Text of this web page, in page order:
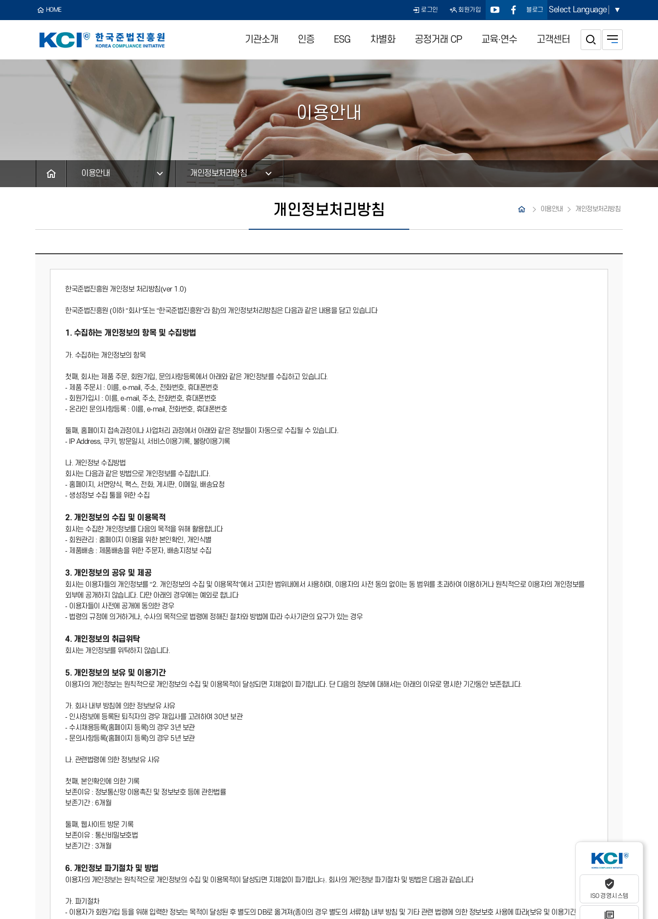
HOME 로그인 회원가입 블로그 Select Language ▼
기관소개 인증 ESG 차별화 공정거래 CP 교육·연수 고객센터
ISO 경영시스템
이용안내
이용안내 개인정보처리방침
개인정보처리방침 이용안내 개인정보처리방침
한국준법진흥원 개인정보 처리방침(ver 1.0)
한국준법진흥원 (이하 “회사”또는 “한국준법진흥원”라 함)의 개인정보처리방침은 다음과 같은 내용을 담고 있습니다
1. 수집하는 개인정보의 항목 및 수집방법
가. 수집하는 개인정보의 항목
첫째, 회사는 제품 주문, 회원가입, 문의사항등록에서 아래와 같은 개인정보를 수집하고 있습니다.
- 제품 주문시 : 이름, e-mail, 주소, 전화번호, 휴대폰번호
- 회원가입시 : 이름, e-mail, 주소, 전화번호, 휴대폰번호
- 온라인 문의사항등록 : 이름, e-mail, 전화번호, 휴대폰번호
둘째, 홈페이지 접속과정이나 사업처리 과정에서 아래와 같은 정보들이 자동으로 수집될 수 있습니다.
- IP Address, 쿠키, 방문일시, 서비스이용기록, 불량이용기록
나. 개인정보 수집방법
회사는 다음과 같은 방법으로 개인정보를 수집합니다.
- 홈페이지, 서면양식, 팩스, 전화, 게시판, 이메일, 배송요청
- 생성정보 수집 툴을 위한 수집
2. 개인정보의 수집 및 이용목적
회사는 수집한 개인정보를 다음의 목적을 위해 활용합니다
- 회원관리 : 홈페이지 이용을 위한 본인확인, 개인식별
- 제품배송 : 제품배송을 위한 주문자, 배송지정보 수집
3. 개인정보의 공유 및 제공
회사는 이용자들의 개인정보를 “2. 개인정보의 수집 및 이용목적”에서 고지한 범위내에서 사용하며, 이용자의 사전 동의 없이는 동 범위를 초과하여 이용하거나 원칙적으로 이용자의 개인정보를
외부에 공개하지 않습니다. 다만 아래의 경우에는 예외로 합니다
- 이용자들이 사전에 공개에 동의한 경우
- 법령의 규정에 의거하거나, 수사의 목적으로 법령에 정해진 절차와 방법에 따라 수사기관의 요구가 있는 경우
4. 개인정보의 취급위탁
회사는 개인정보를 위탁하지 않습니다.
5. 개인정보의 보유 및 이용기간
이용자의 개인정보는 원칙적으로 개인정보의 수집 및 이용목적이 달성되면 지체없이 파기합니다. 단 다음의 정보에 대해서는 아래의 이유로 명시한 기간동안 보존합니다.
가. 회사 내부 방침에 의한 정보보유 사유
- 인사정보에 등록된 퇴직자의 경우 재입사를 고려하여 30년 보관
- 수시채용등록(홈페이지 등록)의 경우 3년 보관
- 문의사항등록(홈페이지 등록)의 경우 5년 보관
나. 관련법령에 의한 정보보유 사유
첫째, 본인확인에 의한 기록
보존이유 : 정보통신망 이용촉진 및 정보보호 등에 관한법률
보존기간 : 6개월
둘째, 웹사이트 방문 기록
보존이유 : 통신비밀보호법
보존기간 : 3개월
6. 개인정보 파기절차 및 방법
이용자의 개인정보는 원칙적으로 개인정보의 수집 및 이용목적이 달성되면 지체없이 파기합니다. 회사의 개인정보 파기절차 및 방법은 다음과 같습니다
가. 파기절차
- 이용자가 회원가입 등을 위해 입력한 정보는 목적이 달성된 후 별도의 DB로 옮겨져(종이의 경우 별도의 서류함) 내부 방침 및 기타 관련 법령에 의한 정보보호 사용에 따라(보유 및 이용기간 참조)